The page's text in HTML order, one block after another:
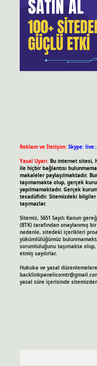
Reklam ve İletişim: Skype:
Yasal Uyarı: Bu internet sitesi,
ile hiçbir bağlantısı
makaleler paylaşılmaktadır.
taşımamakta olup, gerçek
yapılmamaktadır. Gerçek
tesadüfidir. Sitemizdeki
taşımazlar.
Sitemiz, 5651 Sayılı Kanun
(BTK) tarafından onaylanmış
nedenle, sitedeki içerikleri
yükümlülüğümüz
sorumluluğunu taşımakta
etmiş sayılırlar.
Hukuka ve yasal
yasal süre içerisinde sitemizden